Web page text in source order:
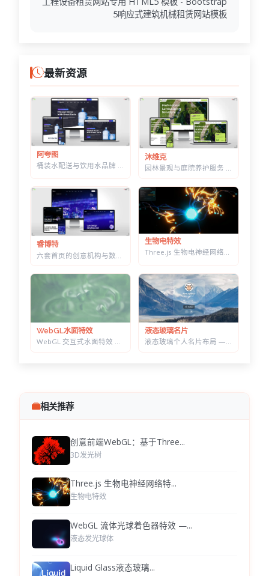
5响应式建筑机械租赁网站模板
最新资源
阿夸图
桶装水配送与饮用水品牌 HTML 建站模板 | 水站/净水器/送水到家业务网站通用
沐维克
睿博特
生物电特效
Three.js 生物电神经网络特效 — 点击触发脉冲传导，带实时 HUD 数据面板
WebGL水面特效
WebGL 交互式水面特效 — 鼠标划出真实涟漪，带焦散光斑和五套水景预设
液态玻璃名片
液态玻璃个人名片布局 — 可拖动缩放，CSS+SVG 实现真实折射感
相关推荐
创意前端WebGL：基于Three...
3D发光树
Three.js 生物电神经网络特...
生物电特效
WebGL 流体光球着色器特效 —...
液态发光球体
Liquid Glass液态玻璃...